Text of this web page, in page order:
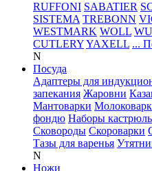
RUFFONI SABATIER
SISTEMA TREBONN
WESTMARK WOLL
CUTLERYYAXELL ...
N
Посуда
Адаптеры для
запекания Жаровни
Мантоварки
фондю Наборы
Сковороды Скороварки
Тазы для варенья
N
Ножи